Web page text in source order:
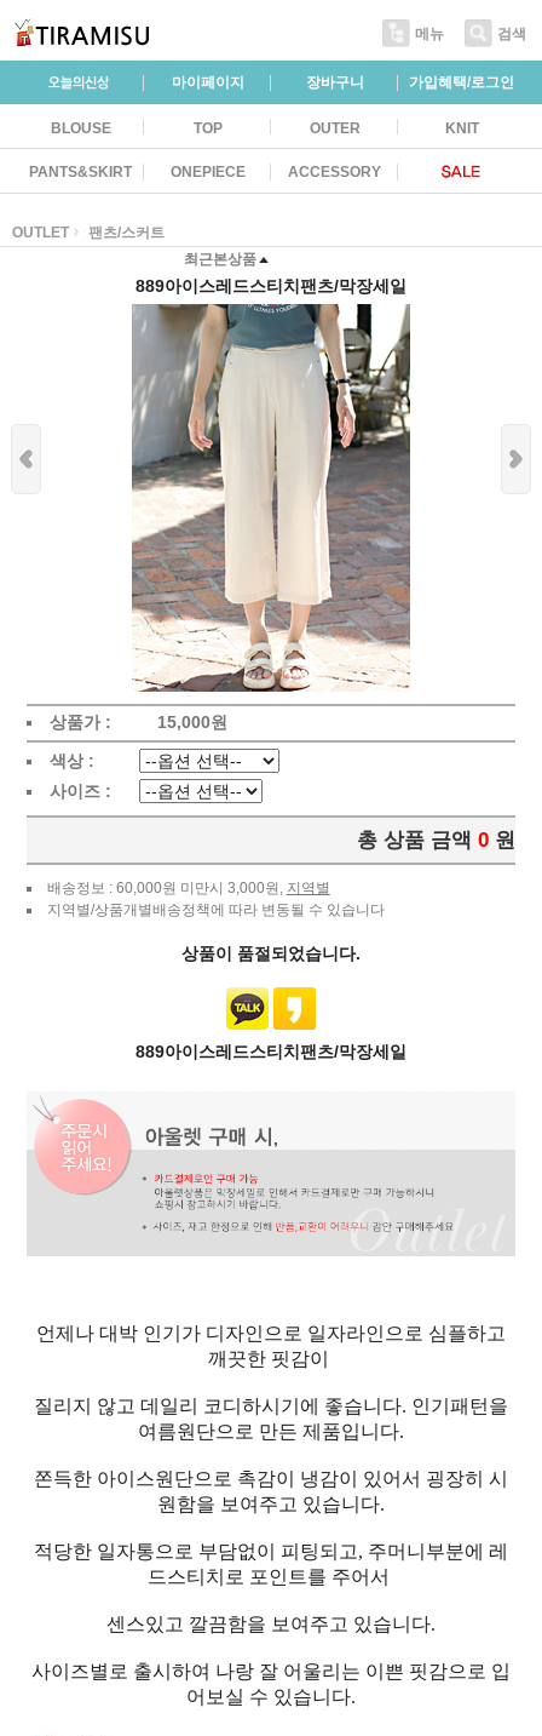
메뉴 검색
마이페이지 장바구니 가입혜택/로그인
BLOUSE TOP OUTER KNIT
PANTS&SKIRT ONEPIECE ACCESSORY
OUTLET
팬츠/스커트
최근본상품
889아이스레드스티치팬츠/막장세일
상품가 : 15,000원
색상 :
사이즈 :
총 상품 금액 0 원
배송정보 : 60,000원 미만시 3,000원, 지역별
지역별/상품개별배송정책에 따라 변동될 수 있습니다
상품이 품절되었습니다.
889아이스레드스티치팬츠/막장세일
언제나 대박 인기가 디자인으로 일자라인으로 심플하고
깨끗한 핏감이
질리지 않고 데일리 코디하시기에 좋습니다. 인기패턴을
여름원단으로 만든 제품입니다.
쫀득한 아이스원단으로 촉감이 냉감이 있어서 굉장히 시
원함을 보여주고 있습니다.
적당한 일자통으로 부담없이 피팅되고, 주머니부분에 레
드스티치로 포인트를 주어서
센스있고 깔끔함을 보여주고 있습니다.
사이즈별로 출시하여 나랑 잘 어울리는 이쁜 핏감으로 입
어보실 수 있습니다.